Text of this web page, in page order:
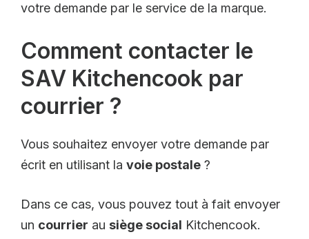
votre demande par le service de la marque.
Comment contacter le
SAV Kitchencook par
courrier ?
Vous souhaitez envoyer votre demande par
écrit en utilisant la voie postale ?
Dans ce cas, vous pouvez tout à fait envoyer
un courrier au siège social Kitchencook.